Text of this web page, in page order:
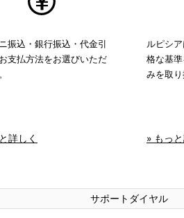
振込・銀行振込・代金引
支払方法をお選びいただ
詳しく
ルピシ
格な基
みを取り
» もっ
サポートダイヤル